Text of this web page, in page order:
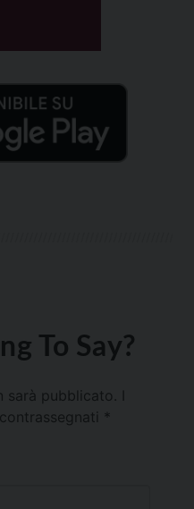
To Say?
sarà pubblicato.
*